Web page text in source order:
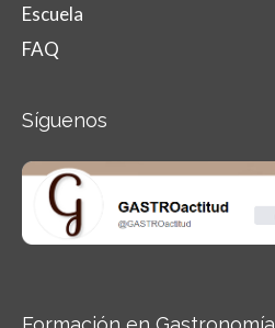
Escuela
FAQ
Síguenos